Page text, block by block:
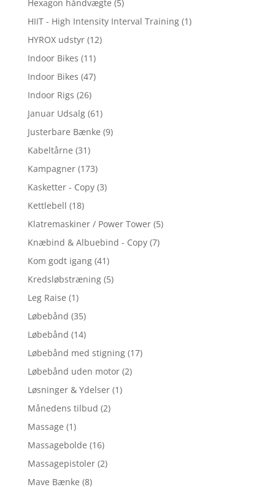
Hexagon håndvægte (5)
HIIT - High Intensity Interval Training (1)
HYROX udstyr (12)
Indoor Bikes (11)
Indoor Bikes (47)
Indoor Rigs (26)
Januar Udsalg (61)
Justerbare Bænke (9)
Kabeltårne (31)
Kampagner (173)
Kasketter - Copy (3)
Kettlebell (18)
Klatremaskiner / Power Tower (5)
Knæbind & Albuebind - Copy (7)
Kom godt igang (41)
Kredsløbstræning (5)
Leg Raise (1)
Løbebånd (35)
Løbebånd (14)
Løbebånd med stigning (17)
Løbebånd uden motor (2)
Løsninger & Ydelser (1)
Månedens tilbud (2)
Massage (1)
Massagebolde (16)
Massagepistoler (2)
Mave Bænke (8)